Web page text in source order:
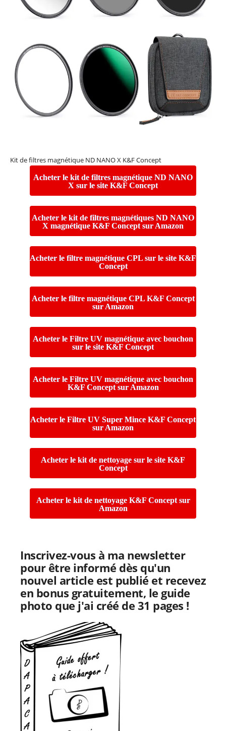
Kit de filtres magnétique ND NANO X K&F Concept
Acheter le kit de filtres magnétique ND NANO
X sur le site K&F Concept
Acheter le kit de filtres magnétiques ND NANO
X magnétique K&F Concept sur Amazon
Acheter le filtre magnétique CPL sur le site K&F
Concept
Acheter le filtre magnétique CPL K&F Concept
sur Amazon
Acheter le Filtre UV magnétique avec bouchon
sur le site K&F Concept
Acheter le Filtre UV magnétique avec bouchon
K&F Concept sur Amazon
Acheter le Filtre UV Super Mince K&F Concept
sur Amazon
Acheter le kit de nettoyage sur le site K&F
Concept
Acheter le kit de nettoyage K&F Concept sur
Amazon
Inscrivez-vous à ma newsletter
pour être informé dès qu'un
nouvel article est publié et recevez
en bonus gratuitement, le guide
photo que j'ai créé de 31 pages !